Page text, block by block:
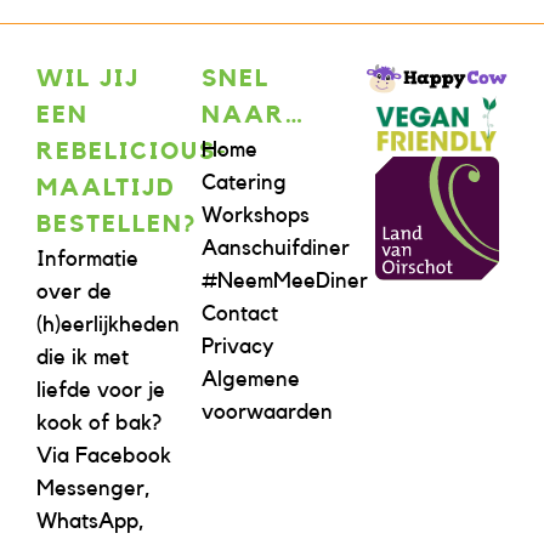
WIL JIJ
EEN
REBELICIOUS-
MAALTIJD
BESTELLEN?
Informatie
over de
(h)eerlijkheden
die ik met
liefde voor je
kook of bak?
Via Facebook
Messenger,
WhatsApp,
SNEL
NAAR…
Home
Catering
Workshops
Aanschuifdiner
#NeemMeeDiner
Contact
Privacy
Algemene
voorwaarden